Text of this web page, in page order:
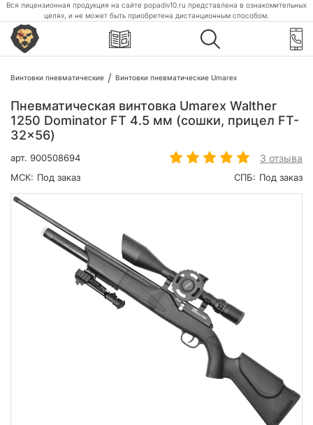
Вся лицензионная продукция на сайте popadiv10.ru представлена в ознакомительных
целях, и не может быть приобретена дистанционным способом.
Винтовки пневматические Винтовки пневматические Umarex
Пневматическая винтовка Umarex Walther
1250 Dominator FT 4.5 мм (сошки, прицел FT-
32x56)
арт. 900508694 3 отзыва
МСК: Под заказ СПБ: Под заказ